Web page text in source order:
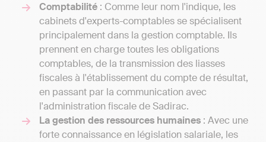
Comptabilité : Comme leur nom l'indique, les
cabinets d'experts-comptables se spécialisent
principalement dans la gestion comptable. Ils
prennent en charge toutes les obligations
comptables, de la transmission des liasses
fiscales à l'établissement du compte de résultat,
en passant par la communication avec
l'administration fiscale de Sadirac.
La gestion des ressources humaines : Avec une
forte connaissance en législation salariale, les